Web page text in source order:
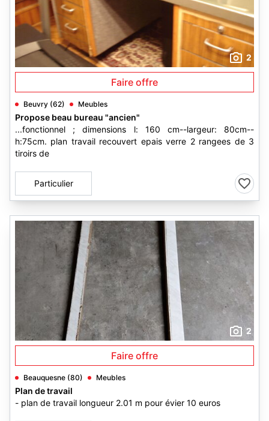
2
Faire offre
Beuvry (62) Meubles
Propose beau bureau "ancien"
...fonctionnel ; dimensions l: 160 cm--largeur: 80cm--
h:75cm. plan travail recouvert epais verre 2 rangees de 3
tiroirs de
Particulier
2
Faire offre
Beauquesne (80) Meubles
Plan de travail
- plan de travail longueur 2.01 m pour évier 10 euros